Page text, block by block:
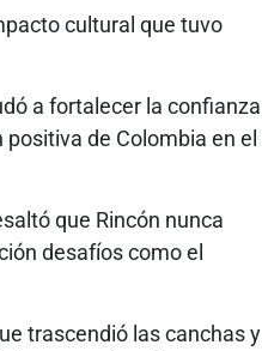
cultural que tuvo
a fortalecer la confianza
de Colombia en el
que Rincón nunca
desafíos como el
trascendió las canchas y